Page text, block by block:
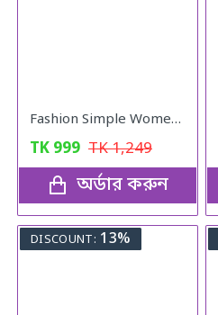
Fashion Simple Women Watches With Bracelet Set Quartz Wristwatch Shiny Stone Red Colour
TK 999 TK1,249
অর্ডার করুন
DISCOUNT: 13%